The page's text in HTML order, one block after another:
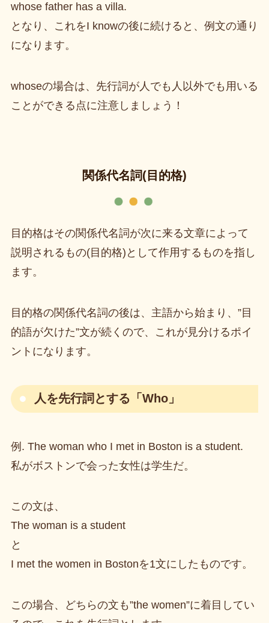
whose father has a villa.
となり、これをI knowの後に続けると、例文の通り
になります。
whoseの場合は、先行詞が人でも人以外でも用いる
ことができる点に注意しましょう！
関係代名詞(目的格)
目的格はその関係代名詞が次に来る文章によって
説明されるもの(目的格)として作用するものを指し
ます。
目的格の関係代名詞の後は、主語から始まり、”目
的語が欠けた”文が続くので、これが見分けるポイ
ントになります。
人を先行詞とする「Who」
例. The woman who I met in Boston is a student.
私がボストンで会った女性は学生だ。
この文は、
The woman is a student
と
I met the women in Bostonを1文にしたものです。
この場合、どちらの文も”the women”に着目してい